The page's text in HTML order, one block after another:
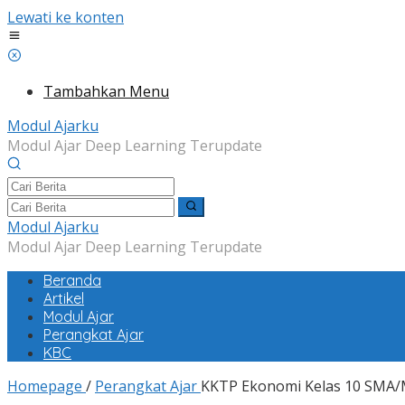
Lewati ke konten
Tambahkan Menu
Modul Ajarku
Modul Ajar Deep Learning Terupdate
Modul Ajarku
Modul Ajar Deep Learning Terupdate
Beranda
Artikel
Modul Ajar
Perangkat Ajar
KBC
Homepage / Perangkat Ajar KKTP Ekonomi Kelas 10 SMA/